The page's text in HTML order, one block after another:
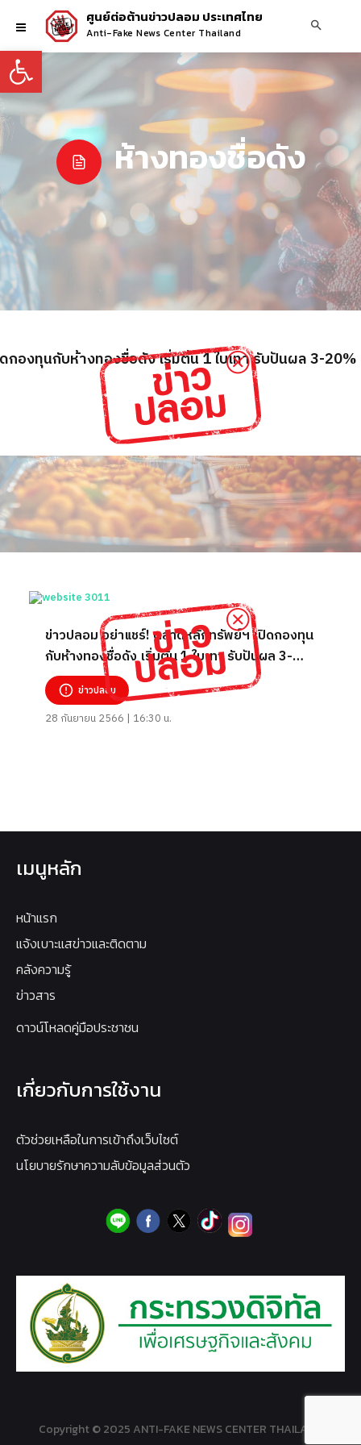
Open toolbar
ศูนย์ต่อต้านข่าวปลอม ประเทศไทย
Anti-Fake News Center Thailand
ห้างทองชื่อดัง
องทุนกับห้างทองชื่อดัง เริ่มต้น 1 ใบเทา รับปันผล 3-20%
ข่าวปลอม อย่าแชร์! ตลาดหลักทรัพย์ฯ เปิดกองทุน
กับห้างทองชื่อดัง เริ่มต้น 1 ใบเทา รับปันผล 3-
20%
ข่าวปลอม
28 กันยายน 2566 | 16:30 น.
เมนูหลัก
หน้าแรก
แจ้งเบาะแสข่าวและติดตาม
คลังความรู้
ข่าวสาร
ดาวน์โหลดคู่มือประชาชน
เกี่ยวกับการใช้งาน
ตัวช่วยเหลือในการเข้าถึงเว็บไซต์
นโยบายรักษาความลับข้อมูลส่วนตัว
Copyright © 2025 ANTI-FAKE NEWS CENTER THAILAND